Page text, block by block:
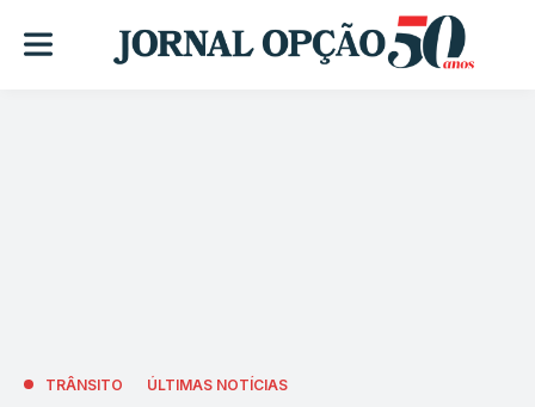
TRÂNSITO ÚLTIMAS NOTÍCIAS